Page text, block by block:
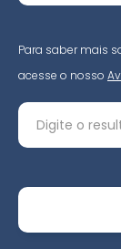
Para saber mais
acesse o nosso